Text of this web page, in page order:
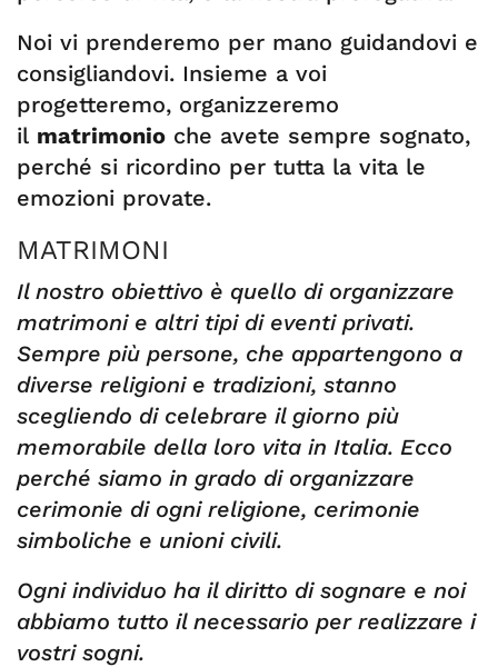
Noi vi prenderemo per mano guidandovi e
consigliandovi. Insieme a voi
progetteremo, organizzeremo
il matrimonio che avete sempre sognato,
perché si ricordino per tutta la vita le
emozioni provate.
MATRIMONI
Il nostro obiettivo è quello di organizzare
matrimoni e altri tipi di eventi privati.
Sempre più persone, che appartengono a
diverse religioni e tradizioni, stanno
scegliendo di celebrare il giorno più
memorabile della loro vita in Italia. Ecco
perché siamo in grado di organizzare
cerimonie di ogni religione, cerimonie
simboliche e unioni civili.
Ogni individuo ha il diritto di sognare e noi
abbiamo tutto il necessario per realizzare i
vostri sogni.